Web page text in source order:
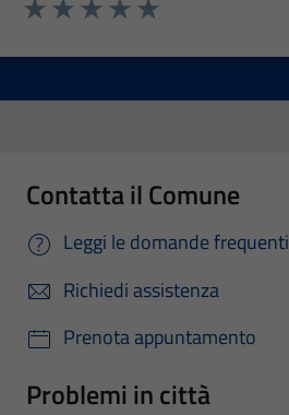
Contatta il Comune
Leggi le domande frequenti
Richiedi assistenza
Prenota appuntamento
Problemi in città